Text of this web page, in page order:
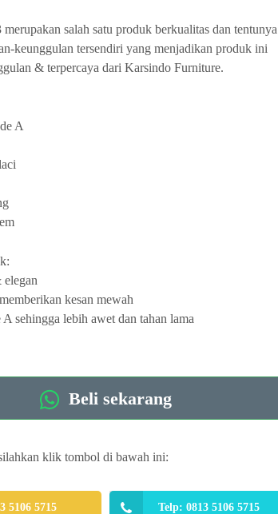
merupakan salah satu produk berkualitas dan tentunya
keunggulan tersendiri yang menjadikan produk ini
& terpercaya dari Karsindo Furniture.
A
kesan mewah
sehingga lebih awet dan tahan lama
Beli sekarang
klik tombol di bawah ini:
5106 5715 Telp: 0813 5106 5715